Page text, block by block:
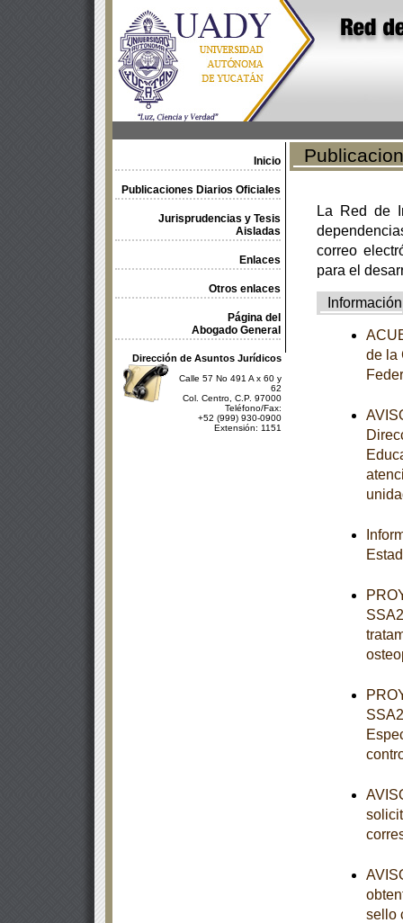
Inicio
Publicaciones Diarios Oficiales
Jurisprudencias y Tesis
Aisladas
Enlaces
Otros enlaces
Página del
Abogado General
Dirección de Asuntos Jurídicos
Calle 57 No 491 A x 60 y
62
Col. Centro, C.P. 97000
Teléfono/Fax:
+52 (999) 930-0900
Extensión: 1151
La Red de
correo
para el
Información
de la
sello